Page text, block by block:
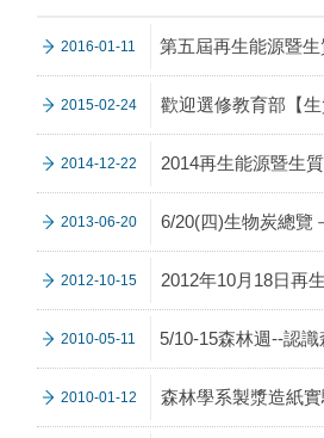
2016-01-11 第五屆再生能源暨
2015-02-24 歡迎選修教育部【
2014-12-22 2014再生能源暨生
2013-06-20 6/20(四)生物炭總覽
2012-10-15 2012年10月18日再
2010-05-11 5/10-15森林週--認
2010-01-12 森林學系製漿造紙